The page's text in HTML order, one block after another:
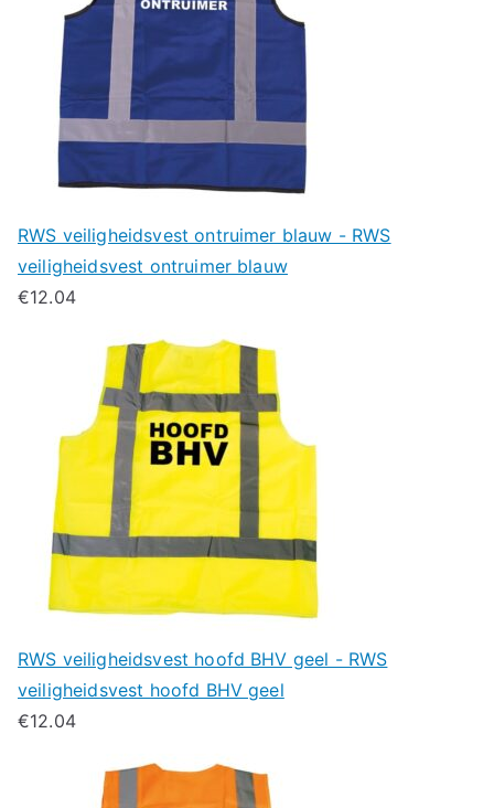
RWS veiligheidsvest ontruimer blauw - RWS
veiligheidsvest ontruimer blauw
€12.04
RWS veiligheidsvest hoofd BHV geel - RWS
veiligheidsvest hoofd BHV geel
€12.04